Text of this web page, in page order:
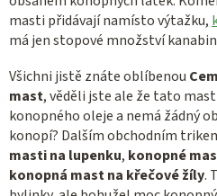
masti přidávají namísto výtažku,
má jen stopové množství
Všichni jistě znáte oblíbenou C
mast, věděli jste ale že tato
konopného oleje a nemá žádný
konopí? Dalším obchodním
masti na lupenku, konopné
konopná mast na křečové žíly.